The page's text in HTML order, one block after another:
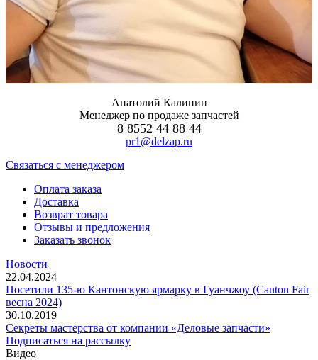
Анатолий Калинин
Менеджер по продаже запчастей
8 8552 44 88 44
pr1@delzap.ru
Cвязаться с менеджером
Оплата заказа
Доставка
Возврат товара
Отзывы и предложения
Заказать звонок
Новости
22.04.2024
Посетили 135-ю Кантонскую ярмарку в Гуанчжоу (Canton Fair
весна 2024)
30.10.2019
Секреты мастерства от компании «Деловые запчасти»
Подписаться на рассылку
Видео